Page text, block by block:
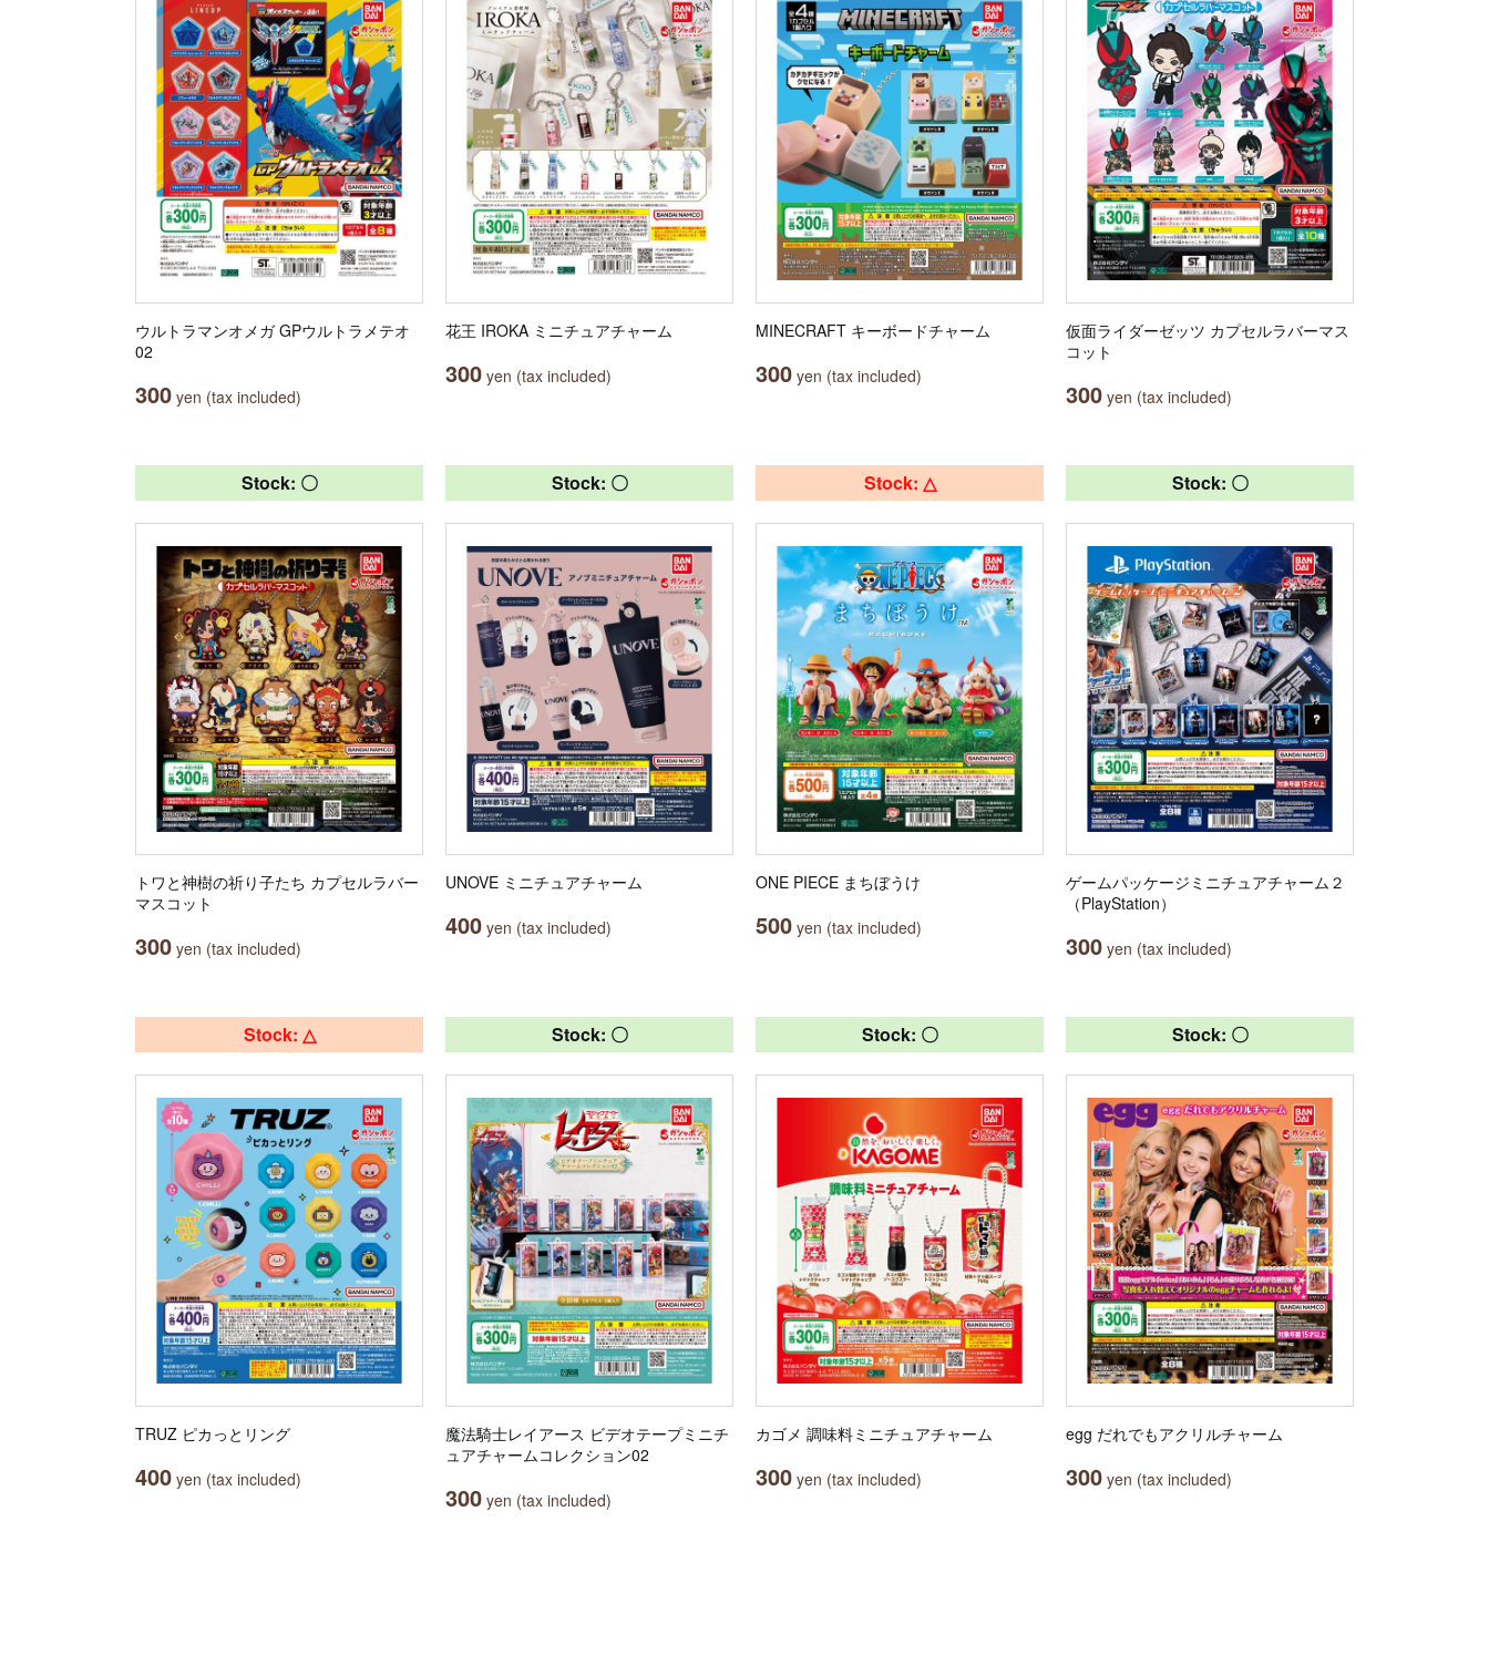
ウルトラマンオメガ GPウルトラメテオ
02
300 yen (tax included)
花王 IROKA ミニチュアチャーム
300 yen (tax included)
MINECRAFT キーボードチャーム
300 yen (tax included)
仮面ライダーゼッツ カプセルラバーマス
コット
300 yen (tax included)
Stock: 〇
トワと神樹の祈り子たち カプセルラバー
マスコット
300 yen (tax included)
Stock: 〇
UNOVE ミニチュアチャーム
400 yen (tax included)
Stock: △
ONE PIECE まちぼうけ
500 yen (tax included)
Stock: 〇
ゲームパッケージミニチュアチャーム２
（PlayStation）
300 yen (tax included)
Stock: △
TRUZ ピカっとリング
400 yen (tax included)
Stock: 〇
魔法騎士レイアース ビデオテープミニチ
ュアチャームコレクション02
300 yen (tax included)
Stock: 〇
カゴメ 調味料ミニチュアチャーム
300 yen (tax included)
Stock: 〇
egg だれでもアクリルチャーム
300 yen (tax included)